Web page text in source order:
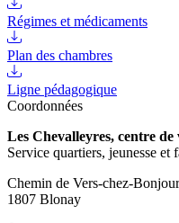
Régimes et médicaments
Plan des chambres
Ligne pédagogique
Coordonnées
Les Chevalleyres, centre de
Service quartiers, jeunesse et
Chemin de Vers-chez-
1807 Blonay